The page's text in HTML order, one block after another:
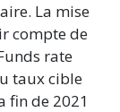
La mise
compte de
rate
taux cible
fin de 2021